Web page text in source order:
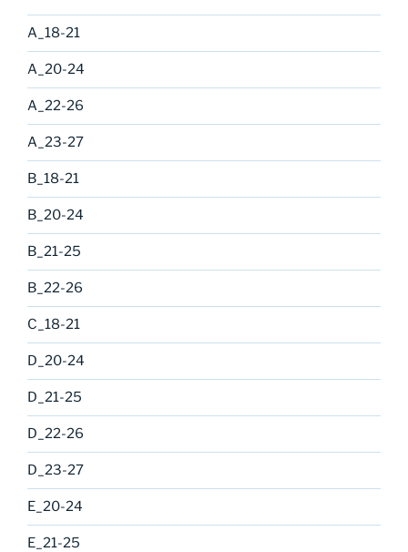
A_18-21
A_20-24
A_22-26
A_23-27
B_18-21
B_20-24
B_21-25
B_22-26
C_18-21
D_20-24
D_21-25
D_22-26
D_23-27
E_20-24
E_21-25